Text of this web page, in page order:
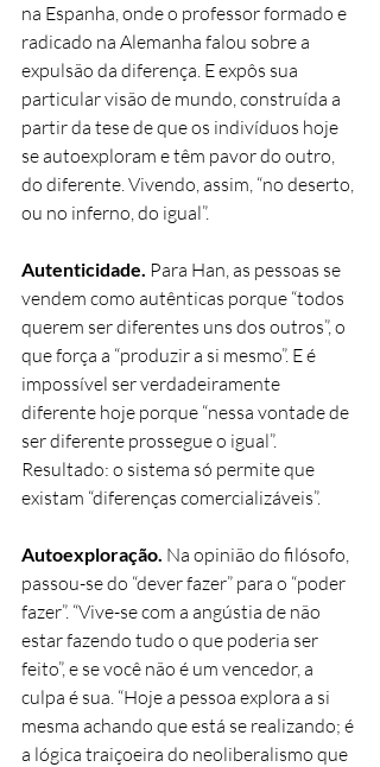
na Espanha, onde o professor formado e
radicado na Alemanha falou sobre a
expulsão da diferença. E expôs sua
particular visão de mundo, construída a
partir da tese de que os indivíduos hoje
se autoexploram e têm pavor do outro,
do diferente. Vivendo, assim, “no deserto,
ou no inferno, do igual”.
Autenticidade. Para Han, as pessoas se
vendem como autênticas porque “todos
querem ser diferentes uns dos outros”, o
que força a “produzir a si mesmo”. E é
impossível ser verdadeiramente
diferente hoje porque “nessa vontade de
ser diferente prossegue o igual”.
Resultado: o sistema só permite que
existam “diferenças comercializáveis”.
Autoexploração. Na opinião do filósofo,
passou-se do “dever fazer” para o “poder
fazer”. “Vive-se com a angústia de não
estar fazendo tudo o que poderia ser
feito”, e se você não é um vencedor, a
culpa é sua. “Hoje a pessoa explora a si
mesma achando que está se realizando; é
a lógica traiçoeira do neoliberalismo que